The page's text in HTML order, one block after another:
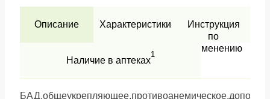
Описание Характеристики
Инструкция
по
применению
Наличие в аптеках
1